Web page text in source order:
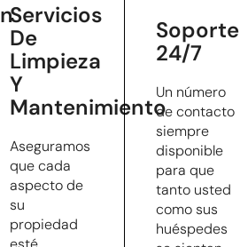
Servicios
De
Limpieza
Y
Mantenimiento
Aseguramos
que cada
aspecto de
su
propiedad
Soporte
24/7
Un número
de contacto
siempre
disponible
para que
tanto usted
como sus
huéspedes